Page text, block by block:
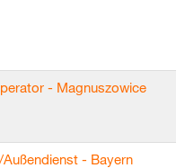
- Magnuszowice
- Bayern